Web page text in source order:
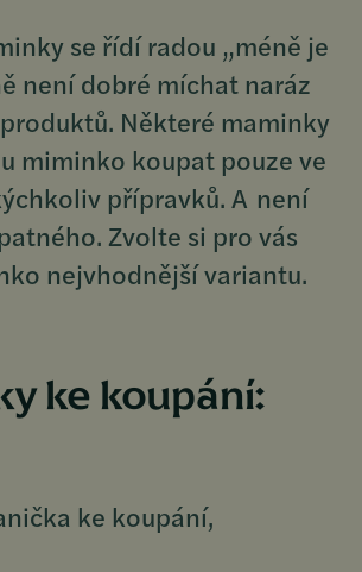
se řídí radou „méně je
není dobré míchat naráz
Některé maminky
miminko koupat pouze ve
přípravků. A není
Zvolte si pro vás
nejvhodnější variantu.
ke koupání:
ke koupání,